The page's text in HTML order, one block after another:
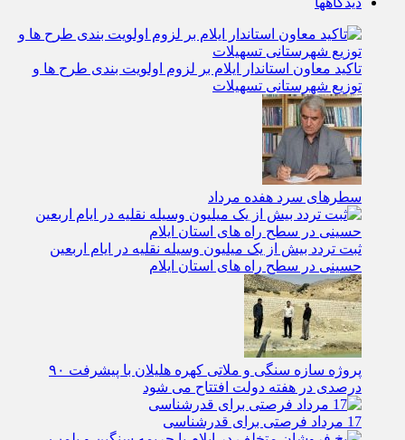
تاکید معاون استاندار ایلام بر لزوم اولویت‌ بندی طرح‌ ها و
توزیع شهرستانی تسهیلات
سطرهای سرد هفده مرداد
ثبت تردد بیش از یک میلیون وسیله نقلیه در ایام اربعین
حسینی در سطح راه‌ های استان ایلام
پروژه سازه سنگی و ملاتی کهره هلیلان با پیشرفت ۹۰
درصدی در هفته دولت افتتاح می شود
17 مرداد فرصتی برای قدرشناسی